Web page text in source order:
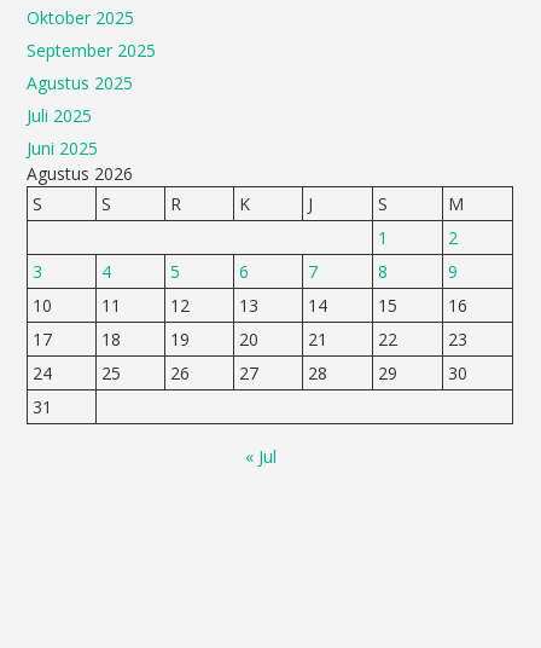
Oktober 2025
September 2025
Agustus 2025
Juli 2025
Juni 2025
Agustus 2026
S
S R K J S
M
1
2
3
4 5 6 7 8
9
10
11 12 13 14 15
16
17
18 19 20 21 22
23
24
25 26 27 28 29
30
31
« Jul